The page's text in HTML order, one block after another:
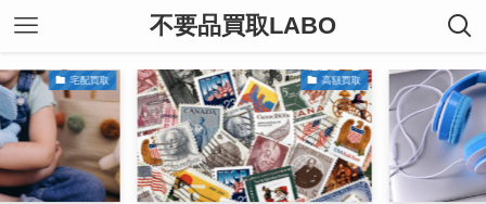
不要品買取LABO
宅配買取 高額買取